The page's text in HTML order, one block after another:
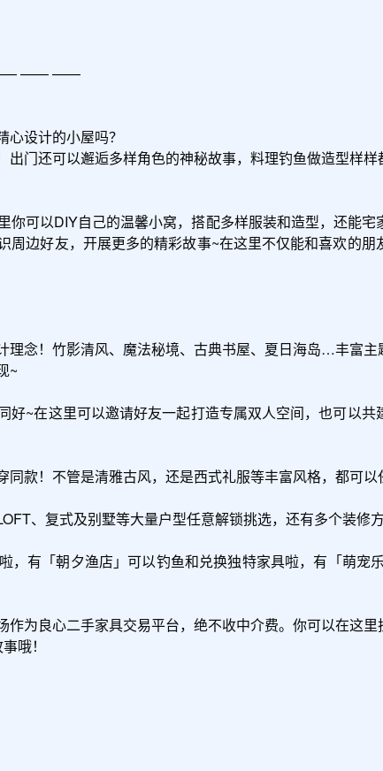
—— ——
设计的小屋吗？
门还可以邂逅多样角色的神秘故事，料理钓鱼做造型样样
你可以DIY自己的温馨小窝，搭配多样服装和造型，还能
边好友，开展更多的精彩故事~在这里不仅能和喜欢的朋
理念！竹影清风、魔法秘境、古典书屋、夏日海岛…丰富
~
~在这里可以邀请好友一起打造专属双人空间，也可以
款！不管是清雅古风，还是西式礼服等丰富风格，都可
、复式及别墅等大量户型任意解锁挑选，还有多个装修
，有「朝夕渔店」可以钓鱼和兑换独特家具啦，有「萌
为良心二手家具交易平台，绝不收中介费。你可以在这
哦！